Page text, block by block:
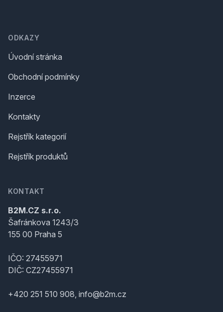
ODKAZY
Úvodní stránka
Obchodní podmínky
Inzerce
Kontakty
Rejstřík kategorií
Rejstřík produktů
KONTAKT
B2M.CZ s.r.o.
Šafránkova 1243/3
155 00 Praha 5
IČO: 27455971
DIČ: CZ27455971
+420 251 510 908, info@b2m.cz